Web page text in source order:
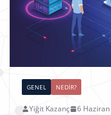
GENEL NEDIR?
Yiğit Kazanç 6 Haziran